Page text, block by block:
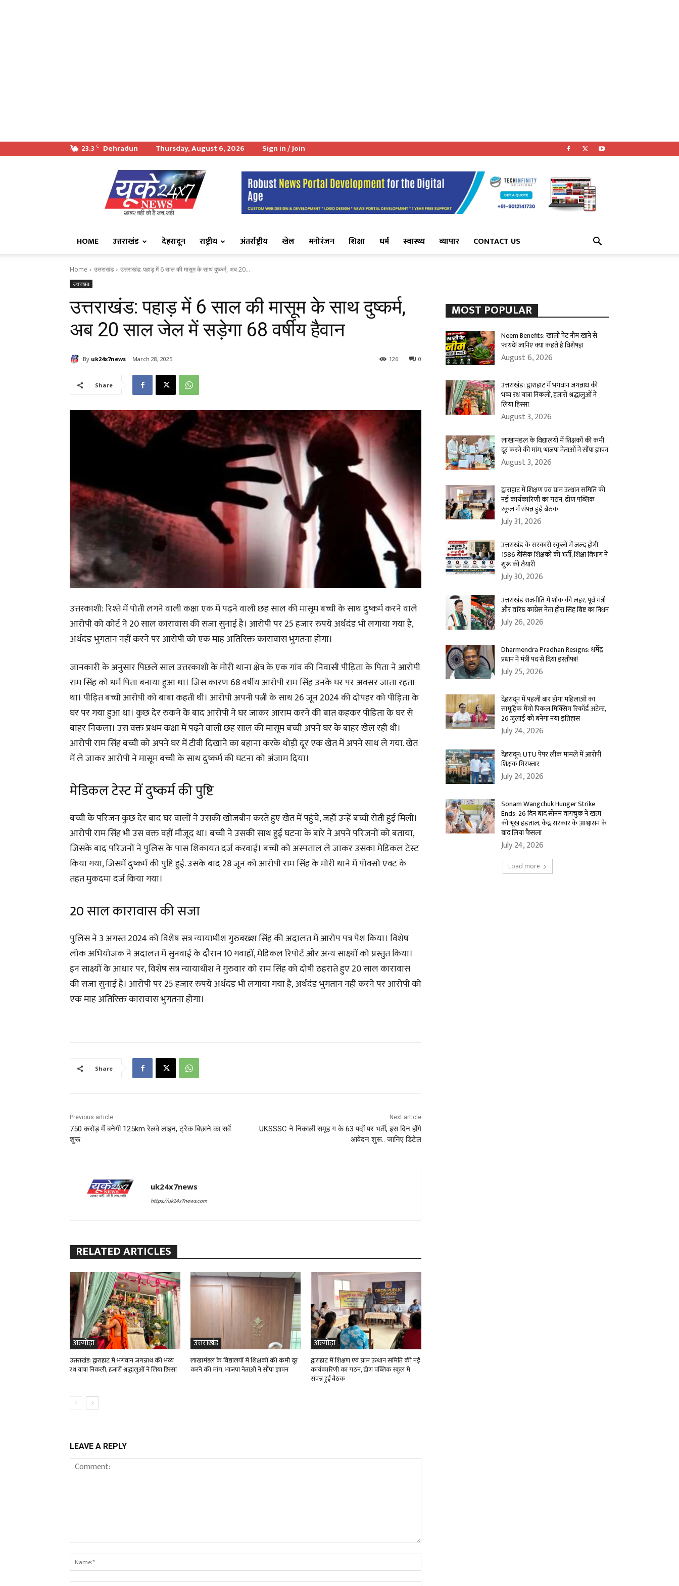
23.3 C Dehradun Thursday, August 6, 2026 Sign in / Join
खबर
वही
जो
सच
HOME उत्तराखंड देहरादून राष्ट्रीय अंतर्राष्ट्रीय खेल मनोरंजन शिक्षा धर्म स्वास्थ्य व्यापार CONTACT US
Home उत्तराखंड उत्तराखंड: पहाड़ में 6 साल की मासूम के साथ दुष्कर्म, अब 20...
उत्तराखंड
उत्तराखंड: पहाड़ में 6 साल की मासूम के साथ दुष्कर्म,
अब 20 साल जेल में सड़ेगा 68 वर्षीय हैवान
By uk24x7news March 28, 2025 0
126
Share
उत्तरकाशी: रिश्ते में पोती लगने वाली कक्षा एक में पढ़ने वाली छह साल की मासूम बच्ची के साथ दुष्कर्म करने वाले
आरोपी को कोर्ट ने 20 साल कारावास की सजा सुनाई है। आरोपी पर 25 हजार रुपये अर्थदंड भी लगाया गया है,
अर्थदंड भुगतान नहीं करने पर आरोपी को एक माह अतिरिक्त कारावास भुगतना होगा।
जानकारी के अनुसार पिछले साल उत्तरकाशी के मोरी थाना क्षेत्र के एक गांव की निवासी पीड़िता के पिता ने आरोपी
राम सिंह को धर्म पिता बनाया हुआ था। जिस कारण 68 वर्षीय आरोपी राम सिंह उनके घर पर अक्सर जाता रहता
था। पीड़ित बच्ची आरोपी को बाबा कहती थी। आरोपी अपनी पत्नी के साथ 26 जून 2024 की दोपहर को पीड़िता के
घर पर गया हुआ था। कुछ देर रुकने के बाद आरोपी ने घर जाकर आराम करने की बात कहकर पीडिता के घर से
बाहर निकला। उस वक्त प्रथम कक्षा में पढ़ने वाली छह साल की मासूम बच्ची अपने घर के बाहर खेल रही थी।
आरोपी राम सिंह बच्ची को अपने घर में टीवी दिखाने का बहाना करके थोड़ी दूर एक खेत में अपने साथ ले गया. खेत
में ले जाकर आरोपी ने मासूम बच्ची के साथ दुष्कर्म की घटना को अंजाम दिया।
मेडिकल टेस्ट में दुष्कर्म की पुष्टि
बच्ची के परिजन कुछ देर बाद घर वालों ने उसकी खोजबीन करते हुए खेत में पहुंचे, जहाँ उन्हें बच्ची रोती हुई मिली।
आरोपी राम सिंह भी उस वक्त वहीं मौजूद था। बच्ची ने उसकी साथ हुई घटना के बारे ने अपने परिजनों को बताया,
जिसके बाद परिजनों ने पुलिस के पास शिकायत दर्ज करवाई। बच्ची को अस्पताल ले जाकर उसका मेडिकल टेस्ट
किया गया, जिसमें दुष्कर्म की पुष्टि हुई. उसके बाद 28 जून को आरोपी राम सिंह के मोरी थाने में पोक्सो एक्ट के
तहत मुकदमा दर्ज किया गया।
20 साल कारावास की सजा
पुलिस ने 3 अगस्त 2024 को विशेष सत्र न्यायाधीश गुरुबख्श सिंह की अदालत में आरोप पत्र पेश किया। विशेष
लोक अभियोजक ने अदालत में सुनवाई के दौरान 10 गवाहों, मेडिकल रिपोर्ट और अन्य साक्ष्यों को प्रस्तुत किया।
इन साक्ष्यों के आधार पर, विशेष सत्र न्यायाधीश ने गुरुवार को राम सिंह को दोषी ठहराते हुए 20 साल कारावास
की सजा सुनाई है। आरोपी पर 25 हजार रुपये अर्थदंड भी लगाया गया है, अर्थदंड भुगतान नहीं करने पर आरोपी को
एक माह अतिरिक्त कारावास भुगतना होगा।
Share
Previous article
750 करोड़ में बनेगी 125km रेलवे लाइन, ट्रैक बिछाने का सर्वे
शुरू
Next article
UKSSSC ने निकाली समूह ग के 63 पदों पर भर्ती, इस दिन होंगे
आवेदन शुरू.. जानिए डिटेल
uk24x7news
https://uk24x7news.com
RELATED ARTICLES
अल्मोड़ा
उत्तराखंड: द्वाराहाट में भगवान जगन्नाथ की भव्य
रथ यात्रा निकली, हजारों श्रद्धालुओं ने लिया हिस्सा
उत्तराखंड
लाखामंडल के विद्यालयों में शिक्षकों की कमी दूर
करने की मांग, भाजपा नेताओं ने सौंपा ज्ञापन
अल्मोड़ा
द्वाराहाट में शिक्षण एवं ग्राम उत्थान समिति की नई
कार्यकारिणी का गठन, द्रोण पब्लिक स्कूल में
संपन्न हुई बैठक
LEAVE A REPLY
MOST POPULAR
Neem Benefits: खाली पेट नीम खाने से
फायदे! जानिए क्या कहते हैं विशेषज्ञ
August 6, 2026
उत्तराखंड: द्वाराहाट में भगवान जगन्नाथ की
भव्य रथ यात्रा निकली, हजारों श्रद्धालुओं ने
लिया हिस्सा
August 3, 2026
लाखामंडल के विद्यालयों में शिक्षकों की कमी
दूर करने की मांग, भाजपा नेताओं ने सौंपा ज्ञापन
August 3, 2026
द्वाराहाट में शिक्षण एवं ग्राम उत्थान समिति की
नई कार्यकारिणी का गठन, द्रोण पब्लिक
स्कूल में संपन्न हुई बैठक
July 31, 2026
उत्तराखंड के सरकारी स्कूलों में जल्द होगी
1586 बेसिक शिक्षकों की भर्ती, शिक्षा विभाग ने
शुरू की तैयारी
July 30, 2026
उत्तराखंड राजनीति में शोक की लहर, पूर्व मंत्री
और वरिष्ठ कांग्रेस नेता हीरा सिंह बिष्ट का निधन
July 26, 2026
Dharmendra Pradhan Resigns: धर्मेंद्र
प्रधान ने मंत्री पद से दिया इस्तीफा!
July 25, 2026
देहरादून में पहली बार होगा महिलाओं का
सामूहिक मैंगो पिकल मिक्सिंग रिकॉर्ड अटेम्प्ट,
26 जुलाई को बनेगा नया इतिहास
July 24, 2026
देहरादून: UTU पेपर लीक मामले में आरोपी
शिक्षक गिरफ्तार
July 24, 2026
Sonam Wangchuk Hunger Strike
Ends: 26 दिन बाद सोनम वांगचुक ने खत्म
की भूख हड़ताल, केंद्र सरकार के आश्वासन के
बाद लिया फैसला
July 24, 2026
Load more